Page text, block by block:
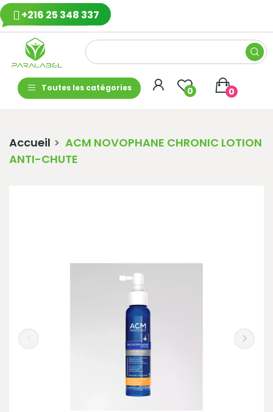
+216 25 348 337
Toutes les catégories 0 0
Accueil
ACM NOVOPHANE CHRONIC LOTION
ANTI-CHUTE